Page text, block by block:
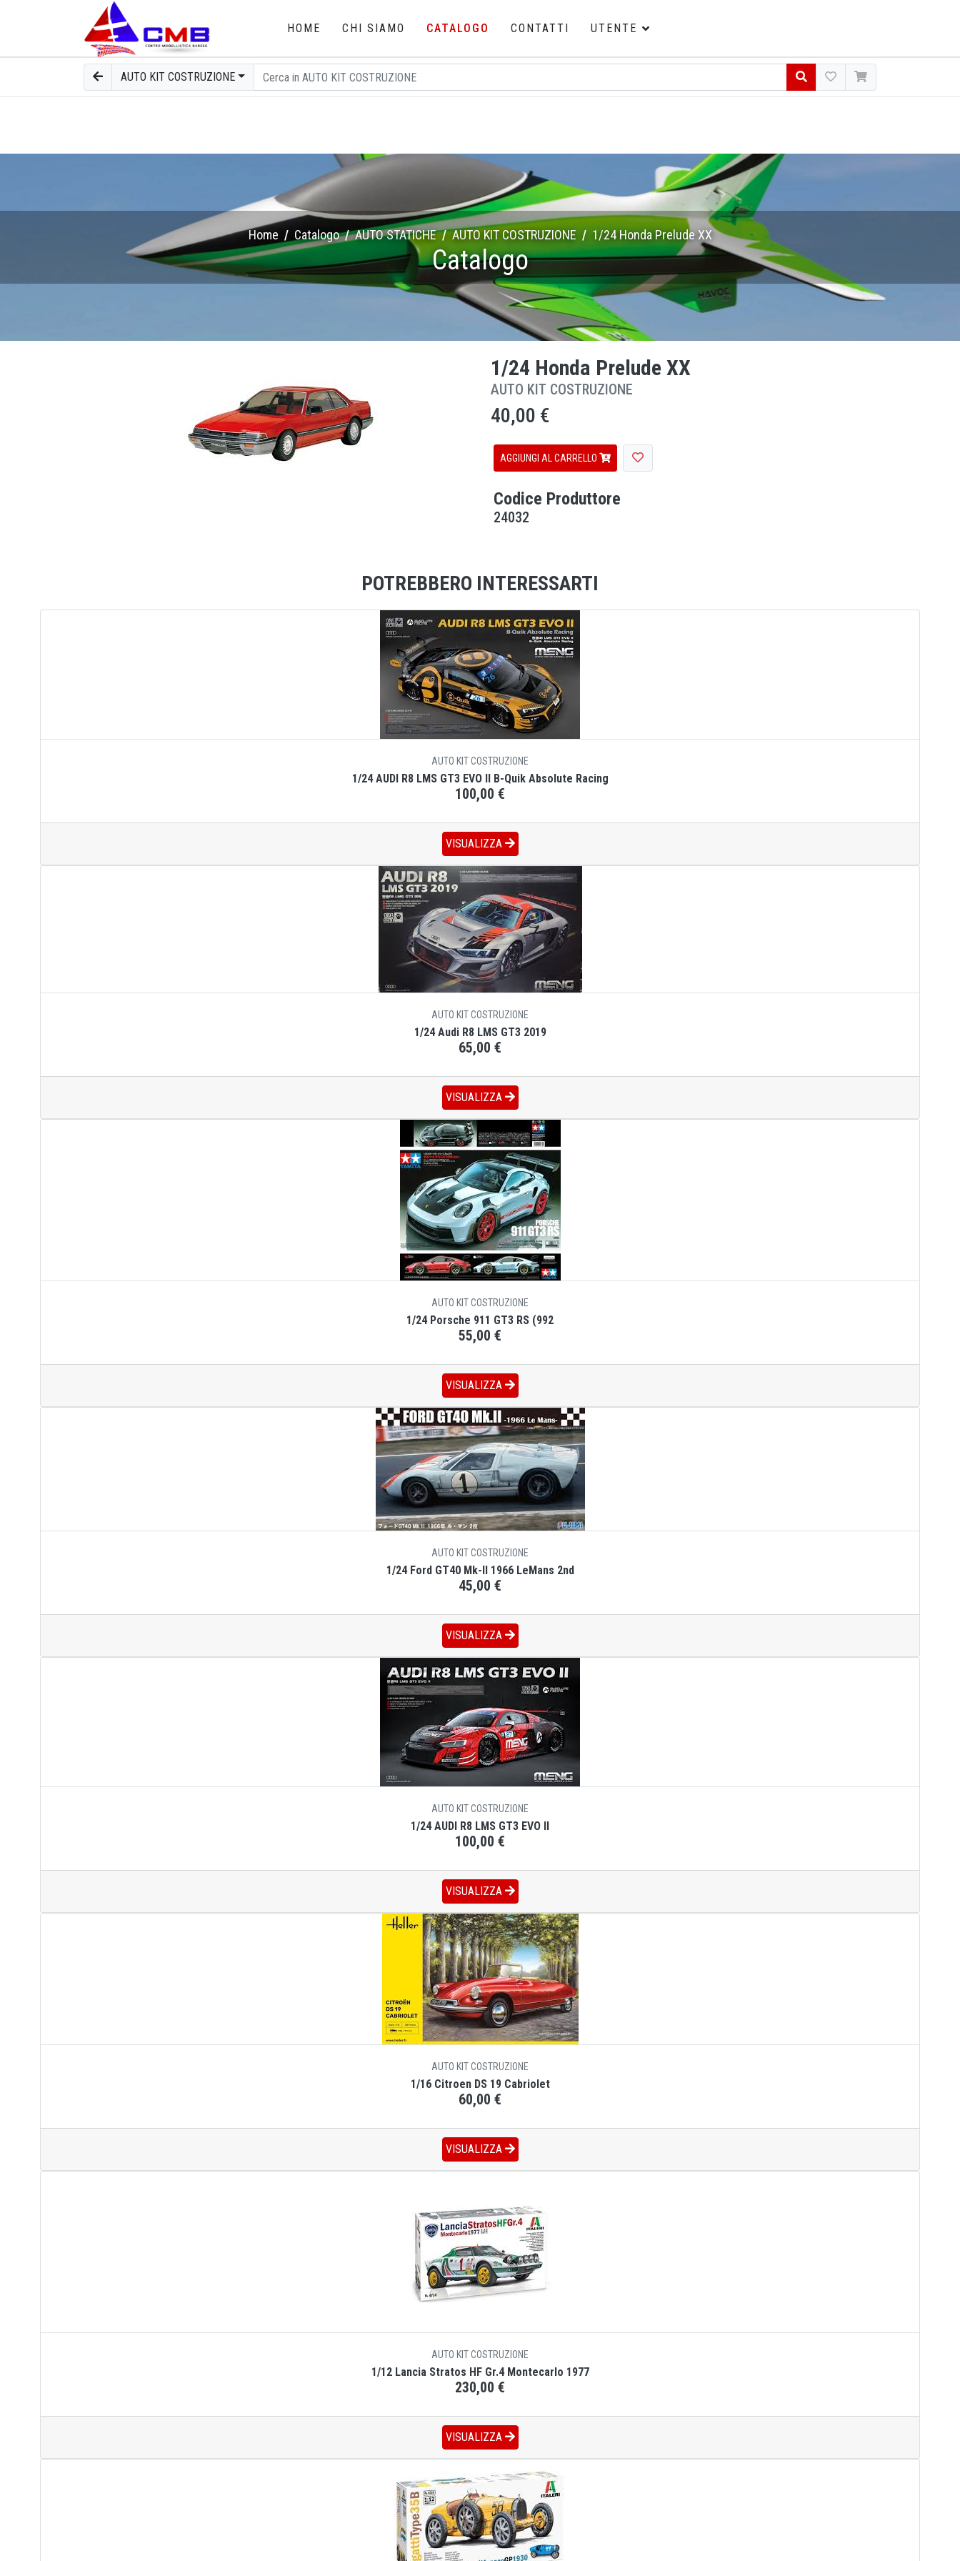
HOME CHI SIAMO CATALOGO CONTATTI UTENTE
AUTO KIT COSTRUZIONE
Home Catalogo AUTO STATICHE AUTO KIT COSTRUZIONE 1/24 Honda Prelude XX
Catalogo
1/24 Honda Prelude XX
AUTO KIT COSTRUZIONE
40,00 €
AGGIUNGI AL CARRELLO
Codice Produttore
24032
POTREBBERO INTERESSARTI
AUTO KIT COSTRUZIONE
1/24 AUDI R8 LMS GT3 EVO II B-Quik Absolute Racing
100,00 €
VISUALIZZA
AUTO KIT COSTRUZIONE
1/24 Audi R8 LMS GT3 2019
65,00 €
VISUALIZZA
AUTO KIT COSTRUZIONE
1/24 Porsche 911 GT3 RS (992
55,00 €
VISUALIZZA
AUTO KIT COSTRUZIONE
1/24 Ford GT40 Mk-II 1966 LeMans 2nd
45,00 €
VISUALIZZA
AUTO KIT COSTRUZIONE
1/24 AUDI R8 LMS GT3 EVO II
100,00 €
VISUALIZZA
AUTO KIT COSTRUZIONE
1/16 Citroen DS 19 Cabriolet
60,00 €
VISUALIZZA
AUTO KIT COSTRUZIONE
1/12 Lancia Stratos HF Gr.4 Montecarlo 1977
230,00 €
VISUALIZZA